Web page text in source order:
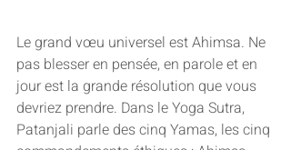
Le grand vœu universel est Ahimsa. Ne
pas blesser en pensée, en parole et en
jour est la grande résolution que vous
devriez prendre. Dans le Yoga Sutra,
Patanjali parle des cinq Yamas, les cinq